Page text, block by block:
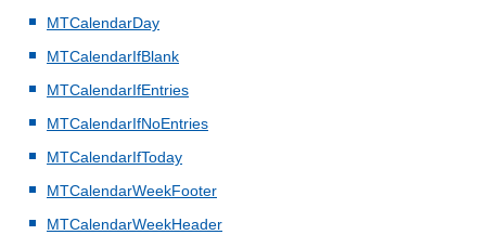
MTCalendarDay
MTCalendarIfBlank
MTCalendarIfEntries
MTCalendarIfNoEntries
MTCalendarIfToday
MTCalendarWeekFooter
MTCalendarWeekHeader